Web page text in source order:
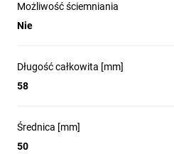
Możliwość ściemniania
Nie
Długość całkowita [mm]
58
Średnica [mm]
50